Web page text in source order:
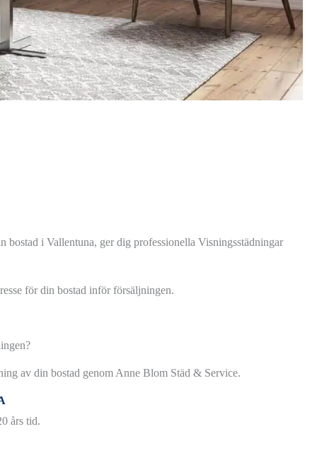
bostad i Vallentuna, ger dig professionella Visningsstädningar
för din bostad inför försäljningen.
av din bostad genom Anne Blom Städ & Service.
års tid.